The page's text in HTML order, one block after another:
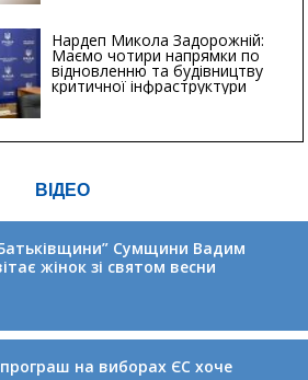
Нардеп Микола Задорожній:
Маємо чотири напрямки по
відновленню та будівництву
критичної інфраструктури
ВІДЕО
Сумщини Вадим
жінок зі святом весни
програш на виборах ЄС хоче